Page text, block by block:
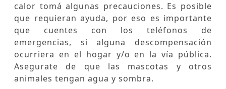
calor tomá algunas precauciones. Es posible
que requieran ayuda, por eso es importante
que cuentes con los teléfonos de
emergencias, si alguna descompensación
ocurriera en el hogar y/o en la vía pública.
Asegurate de que las mascotas y otros
animales tengan agua y sombra.